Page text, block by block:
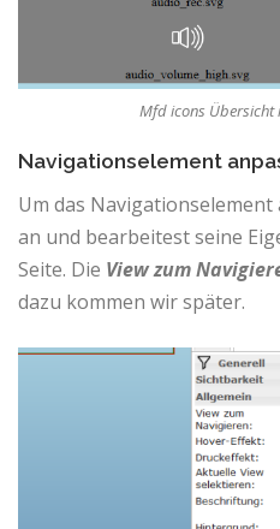
Mfd icons Übersicht
Navigationselement
Um das
an und bearbeitest seine
Seite. Die View zum
dazu kommen wir später.